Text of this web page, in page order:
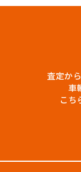
査定か
車
こち